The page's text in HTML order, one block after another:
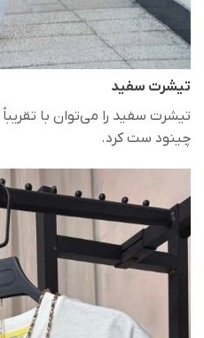
تیشرت سفید
تیشرت سفید را می‌توان با
چینود ست کرد.